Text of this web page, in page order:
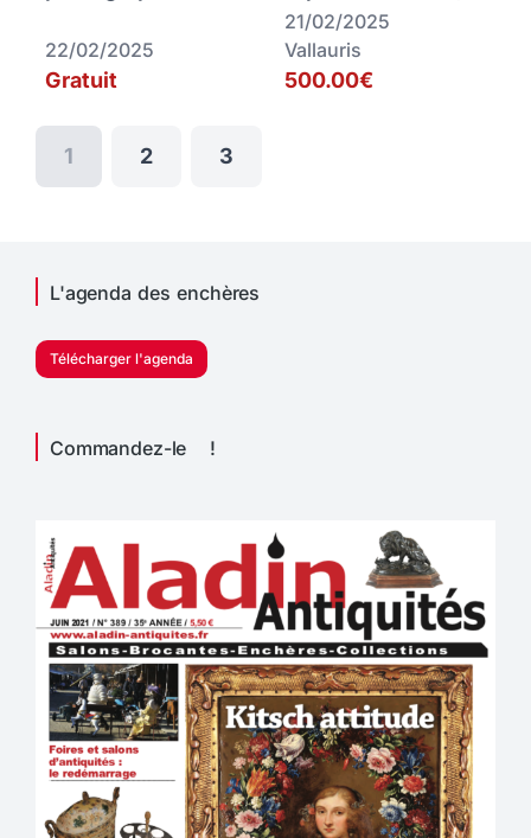
22/02/2025
Gratuit
21/02/2025
Vallauris
500.00€
1 2 3
L'agenda des enchères
Télécharger l'agenda
Commandez-le !